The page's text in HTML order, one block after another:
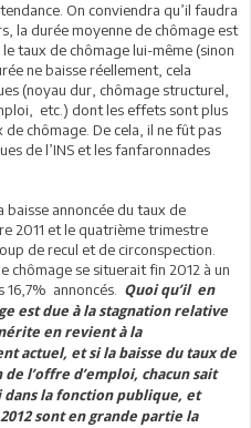
On conviendra qu’il faudra
la durée moyenne de chômage est
taux de chômage lui-même (sinon
ne baisse réellement, cela
(noyau dur, chômage structurel,
etc.) dont les effets sont plus
chômage. De cela, il ne fût pas
de l’INS et les fanfaronnades
baisse annoncée du taux de
2011 et le quatrième trimestre
de recul et de circonspection.
chômage se situerait fin 2012 à un
16,7% annoncés. Quoi qu’il en
est due à la stagnation relative
en revient à la
actuel, et si la baisse du taux de
l’offre d’emploi, chacun sait
dans la fonction publique, et
sont en grande partie la